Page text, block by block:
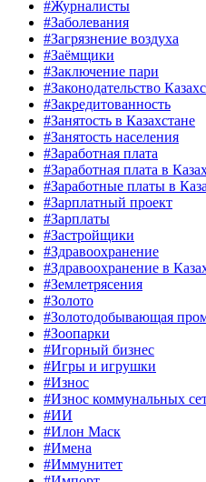
#Журналисты
#Заболевания
#Загрязнение воздуха
#Заёмщики
#Заключение пари
#Законодательство
#Закредитованность
#Занятость в Казахстане
#Занятость населения
#Заработная плата
#Заработная плата в
#Заработные платы в
#Зарплатный проект
#Зарплаты
#Застройщики
#Здравоохранение
#Здравоохранение в
#Землетрясения
#Золото
#Золотодобывающая
#Зоопарки
#Игорный бизнес
#Игры и игрушки
#Износ
#Износ коммунальных
#ИИ
#Илон Маск
#Имена
#Иммунитет